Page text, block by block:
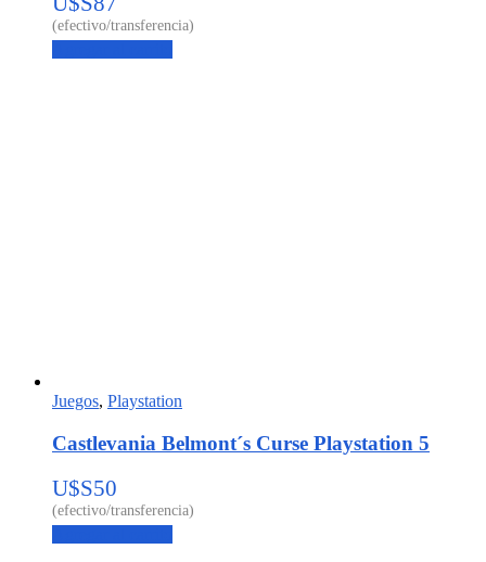
Juegos, Playstation
Castlevania Belmont´s Curse Playstation 5
U$S50